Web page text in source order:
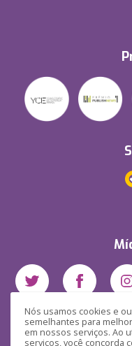
Nós usamos cookies e
semelhantes para
em nossos serviços. Ao
serviços, você concorda